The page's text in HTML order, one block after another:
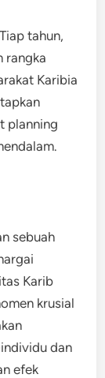
tahun,
rangka
Karibia
planning
sebuah
Karib
krusial
dan
efek